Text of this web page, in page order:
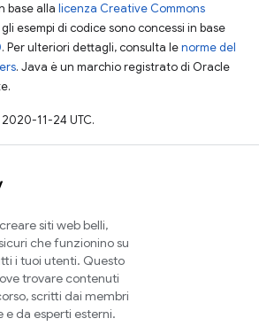
base alla licenza Creative Commons
esempi di codice sono concessi in base
. Per ulteriori dettagli, consulta lenorme del
. Java è un marchio registrato di Oracle
11-24 UTC.
siti web belli,
che funzionino su
i tuoi utenti. Questo
trovare contenuti
scritti dai membri
da esperti esterni.